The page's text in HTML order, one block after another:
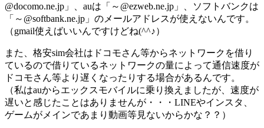
@docomo.ne.jp」、auは「～@ezweb.ne.jp」、ソフトバンクは
「～@softbank.ne.jp」のメールアドレスが使えないんです。
（gmail使えばいいんですけどね(^^♪）
また、格安sim会社はドコモさん等からネットワークを借り
ているので借りているネットワークの量によって通信速度が
ドコモさん等より遅くなったりする場合があるんです。
（私はauからエックスモバイルに乗り換えましたが、速度が
遅いと感じたことはありませんが・・・LINEやインスタ、
ゲームがメインであまり動画等見ないからかな？？）